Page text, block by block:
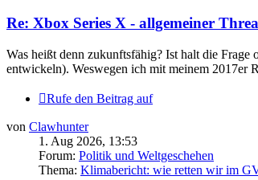
Re: Xbox Series X - allgemeiner
Was heißt denn zukunftsfähig? Ist halt die Frage
entwickeln). Weswegen ich mit meinem 2017er
Rufe den Beitrag auf
von Clawhunter
1. Aug 2026, 13:53
Forum: Politik und Weltgeschehen
Thema: Klimabericht: wie retten wir im